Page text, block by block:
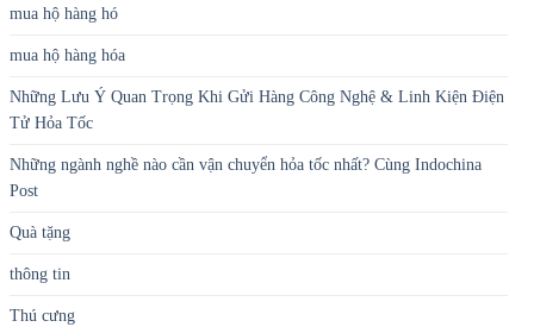
mua hộ hàng hó
mua hộ hàng hóa
Những Lưu Ý Quan Trọng Khi Gửi Hàng Công Nghệ & Linh Kiện Điện
Tử Hỏa Tốc
Những ngành nghề nào cần vận chuyển hỏa tốc nhất? Cùng Indochina
Post
Quà tặng
thông tin
Thú cưng